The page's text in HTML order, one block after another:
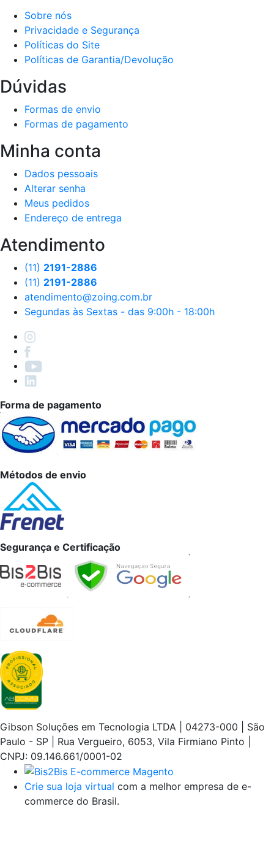
Sobre nós
Privacidade e Segurança
Políticas do Site
Políticas de Garantia/Devolução
Dúvidas
Formas de envio
Formas de pagamento
Minha conta
Dados pessoais
Alterar senha
Meus pedidos
Endereço de entrega
Atendimento
(11) 2191-2886
(11) 2191-2886
atendimento@zoing.com.br
Segundas às Sextas - das 9:00h - 18:00h
Forma de pagamento
Métodos de envio
Segurança e Certificação
Gibson Soluções em Tecnologia LTDA | 04273-000 | São
Paulo - SP | Rua Vergueiro, 6053, Vila Firmiano Pinto |
CNPJ: 09.146.661/0001-02
Crie sua loja virtual com a melhor empresa de e-
commerce do Brasil.